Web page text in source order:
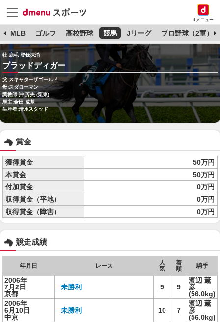
dメニュー
MLB ゴルフ 高校野球 競馬 Jリーグ プロ野球（2軍）
牡 鹿毛 登録抹消
ブラッドディガー
父:スキャターザゴールド
母:スダローマン
調教師:沖 芳夫 (栗東)
馬主:金田 成基
生産者:清水スタッド
賞金
獲得賞金
50万円
本賞金
50万円
付加賞金
0万円
収得賞金（平地）
0万円
収得賞金（障害）
0万円
競走成績
年月日 レース
人
気
着
順
騎手
2006年
7月2日
京都
未勝利 9 9
渡辺 薫
彦
(56.0kg)
2006年
6月10日
中京
未勝利 10 7
渡辺 薫
彦
(56.0kg)